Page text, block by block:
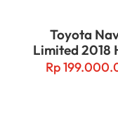
Toyota
Limited 2018
Rp